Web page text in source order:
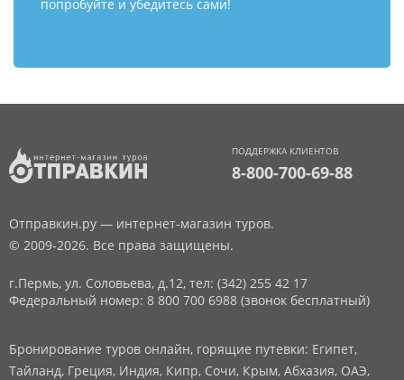
попробуйте и убедитесь сами!
ПОДДЕРЖКА КЛИЕНТОВ
8-800-700-69-88
Отправкин.ру — интернет-магазин туров.
© 2009-2026. Все права защищены.
г.Пермь, ул. Соловьева, д.12, тел: (342) 255 42 17
Федеральный номер: 8 800 700 6988 (звонок бесплатный)
Бронирование туров онлайн, горящие путевки: Египет,
Тайланд, Греция, Индия, Кипр, Сочи, Крым, Абхазия, ОАЭ,